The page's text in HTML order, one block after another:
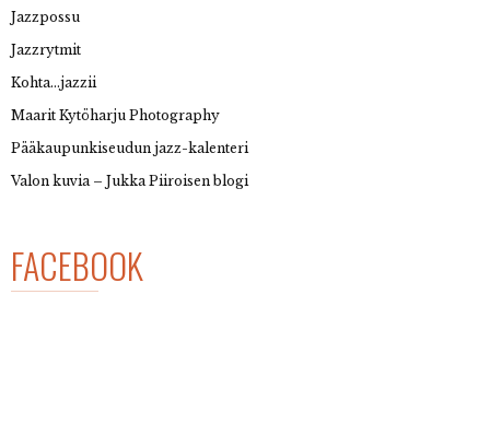
Jazzpossu
Jazzrytmit
Kohta…jazzii
Maarit Kytöharju Photography
Pääkaupunkiseudun jazz-kalenteri
Valon kuvia – Jukka Piiroisen blogi
FACEBOOK